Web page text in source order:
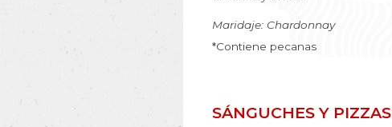
Maridaje: Chardonnay
*Contiene pecanas
SÁNGUCHES Y PIZZAS